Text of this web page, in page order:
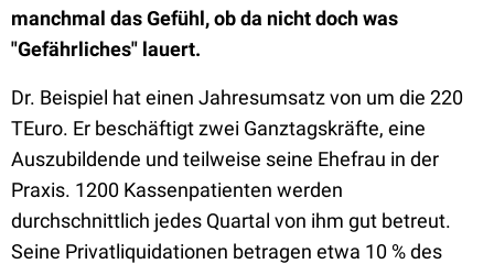
manchmal das Gefühl, ob da nicht doch was
"Gefährliches" lauert.
Dr. Beispiel hat einen Jahresumsatz von um die 220
TEuro. Er beschäftigt zwei Ganztagskräfte, eine
Auszubildende und teilweise seine Ehefrau in der
Praxis. 1200 Kassenpatienten werden
durchschnittlich jedes Quartal von ihm gut betreut.
Seine Privatliquidationen betragen etwa 10 % des